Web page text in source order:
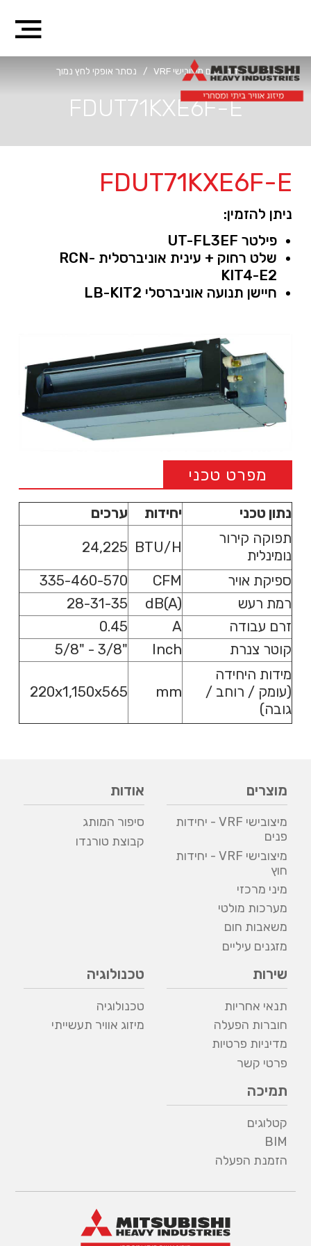
דף הבית / יחידות פנים מיצובישי VRF / נסתר אופקי לחץ נמוך
FDUT71KXE6F-E
FDUT71KXE6F-E
ניתן להזמין:
פילטר UT-FL3EF
שלט רחוק + עינית אוניברסלית RCN-
KIT4-E2
חיישן תנועה אוניברסלי LB-KIT2
מפרט טכני
נתון טכני יחידות
ערכים
תפוקה קירור
נומינלית
BTU/H
24,225
ספיקת אויר
CFM
335-460-570
רמת רעש
dB(A)
28-31-35
זרם עבודה
A
0.45
קוטר צנרת
Inch
"3/8 - "5/8
מידות היחידה
(עומק / רוחב /
גובה)
mm
220x1,150x565
מוצרים
מיצובישי VRF - יחידות
פנים
מיצובישי VRF - יחידות
חוץ
מיני מרכזי
מערכות מולטי
משאבות חום
מזגנים עיליים
אודות
סיפור המותג
קבוצת טורנדו
שירות
תנאי אחריות
חוברות הפעלה
מדיניות פרטיות
פרטי קשר
טכנולוגיה
טכנולוגיה
מיזוג אוויר תעשייתי
תמיכה
קטלוגים
BIM
הזמנת הפעלה